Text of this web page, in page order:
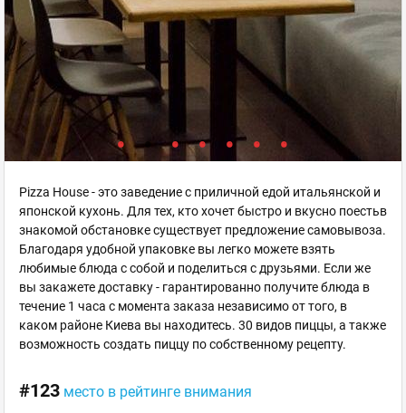
Pizza House - это заведение с приличной едой итальянской и
японской кухонь. Для тех, кто хочет быстро и вкусно поестьв
знакомой обстановке существует предложение самовывоза.
Благодаря удобной упаковке вы легко можете взять
любимые блюда с собой и поделиться с друзьями. Если же
вы закажете доставку - гарантированно получите блюда в
течение 1 часа с момента заказа независимо от того, в
каком районе Киева вы находитесь. 30 видов пиццы, а также
возможность создать пиццу по собственному рецепту.
#123 место в рейтинге внимания